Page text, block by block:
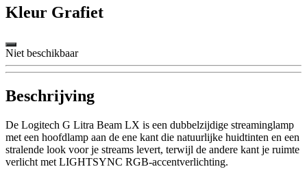
Kleur Grafiet
Niet beschikbaar
Beschrijving
De Logitech G Litra Beam LX is een dubbelzijdige streaminglamp
met een hoofdlamp aan de ene kant die natuurlijke huidtinten en een
stralende look voor je streams levert, terwijl de andere kant je ruimte
verlicht met LIGHTSYNC RGB-accentverlichting.